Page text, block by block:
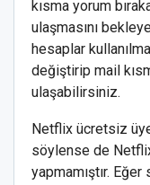
kısma yorum
ulaşmasını
hesaplar
değiştirip mail
ulaşabilirsiniz.
Netflix ücretsiz
söylense de
yapmamıştır.